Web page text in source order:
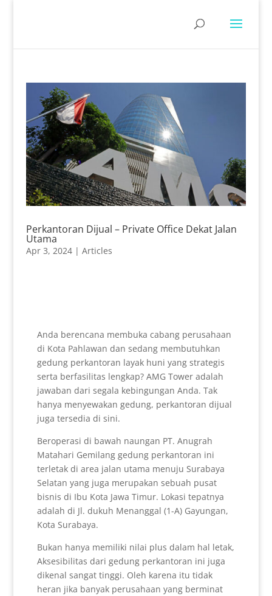
Perkantoran Dijual – Private Office Dekat Jalan
Utama
Apr 3, 2024| Articles
Anda berencana membuka cabang perusahaan
di Kota Pahlawan dan sedang membutuhkan
gedung perkantoran layak huni yang strategis
serta berfasilitas lengkap? AMG Tower adalah
jawaban dari segala kebingungan Anda. Tak
hanya menyewakan gedung, perkantoran dijual
juga tersedia di sini.
Beroperasi di bawah naungan PT. Anugrah
Matahari Gemilang gedung perkantoran ini
terletak di area jalan utama menuju Surabaya
Selatan yang juga merupakan sebuah pusat
bisnis di Ibu Kota Jawa Timur. Lokasi tepatnya
adalah di Jl. dukuh Menanggal (1-A) Gayungan,
Kota Surabaya.
Bukan hanya memiliki nilai plus dalam hal letak,
Aksesibilitas dari gedung perkantoran ini juga
dikenal sangat tinggi. Oleh karena itu tidak
heran jika banyak perusahaan yang berminat